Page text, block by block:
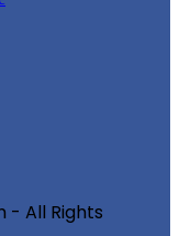
- All Rights